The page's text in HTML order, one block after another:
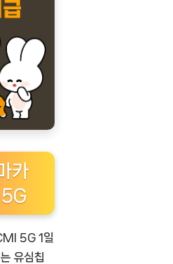
카
5G 1일
유심칩